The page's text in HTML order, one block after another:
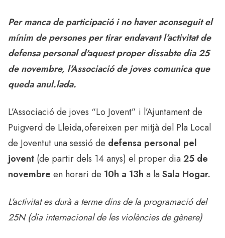
Per manca de participació i no haver aconseguit el
mínim de persones per tirar endavant l'activitat de
defensa personal d'aquest proper dissabte dia 25
de novembre, l'Associació de joves comunica que
queda anul.lada.
L’Associació de joves “Lo Jovent” i l’Ajuntament de
Puigverd de Lleida,ofereixen per mitjà del Pla Local
de Joventut una sessió de defensa personal pel
jovent (de partir dels 14 anys) el proper dia25 de
novembre en horari de 10h a 13h a laSala Hogar.
L'activitat es durà a terme dins de la programació del
25N (dia internacional de les violències de gènere)